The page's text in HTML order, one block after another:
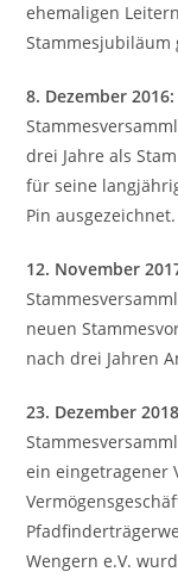
ehemaligen
Stammesjubiläum
8. Dezember 2016:
drei Jahre als
für seine
Pin ausgezeichnet.
12. November
neuen
nach drei Jahren
23. Dezember
ein eingetragener
Wengern e.V.